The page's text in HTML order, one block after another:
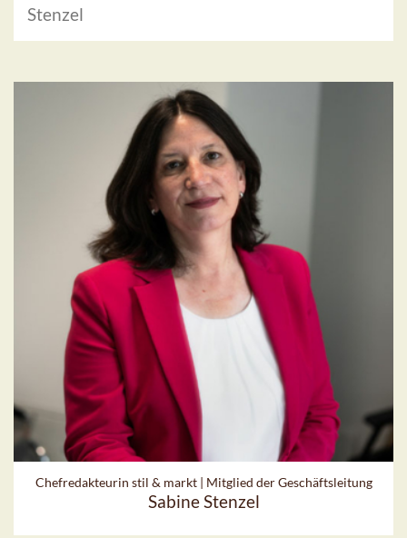
Stenzel
Chefredakteurin stil & markt | Mitglied der Geschäftsleitung
Sabine Stenzel